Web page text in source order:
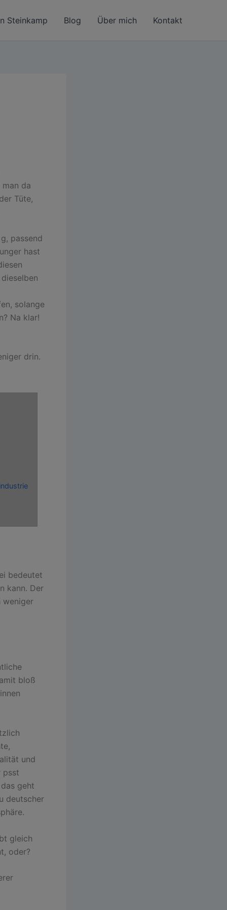
Steinkamp Blog Über mich Kontakt
da
Tüte,
passend
hast
solange
Na klar!
drin.
bedeutet
kann. Der
weniger
bloß
und
psst
geht
deutscher
gleich
oder?